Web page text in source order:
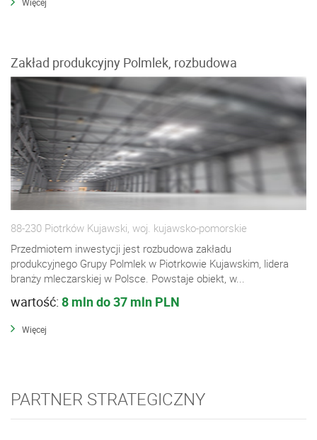
Zakład produkcyjny Polmlek, rozbudowa
88-230 Piotrków Kujawski, woj. kujawsko-pomorskie
Przedmiotem inwestycji jest rozbudowa zakładu
produkcyjnego Grupy Polmlek w Piotrkowie Kujawskim, lidera
branży mleczarskiej w Polsce. Powstaje obiekt, w...
wartość: 8 mln do 37 mln PLN
Więcej
PARTNER STRATEGICZNY